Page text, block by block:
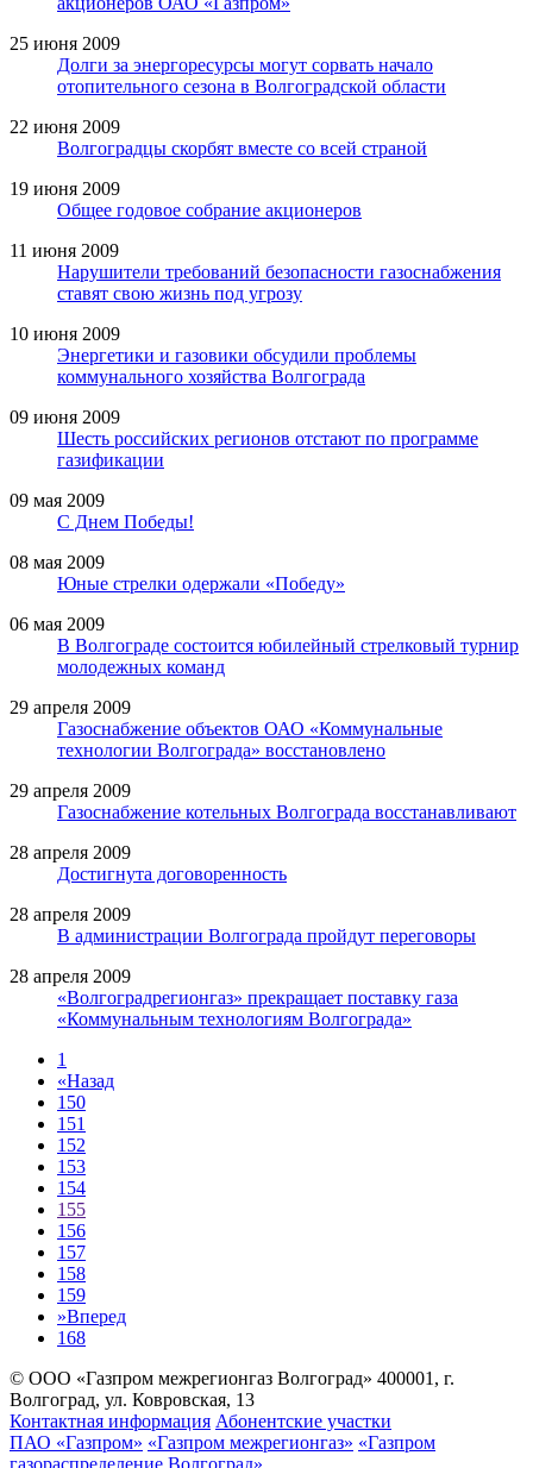
25 июня 2009
Долги за энергоресурсы могут сорвать начало
отопительного сезона в Волгоградской области
22 июня 2009
Волгоградцы скорбят вместе со всей страной
19 июня 2009
Общее годовое собрание акционеров
11 июня 2009
Нарушители требований безопасности газоснабжения
ставят свою жизнь под угрозу
10 июня 2009
Энергетики и газовики обсудили проблемы
коммунального хозяйства Волгограда
09 июня 2009
Шесть российских регионов отстают по программе
газификации
09 мая 2009
С Днем Победы!
08 мая 2009
Юные стрелки одержали «Победу»
06 мая 2009
В Волгограде состоится юбилейный стрелковый турнир
молодежных команд
29 апреля 2009
Газоснабжение объектов ОАО «Коммунальные
технологии Волгограда» восстановлено
29 апреля 2009
Газоснабжение котельных Волгограда восстанавливают
28 апреля 2009
Достигнута договоренность
28 апреля 2009
В администрации Волгограда пройдут переговоры
28 апреля 2009
«Волгоградрегионгаз» прекращает поставку газа
«Коммунальным технологиям Волгограда»
1
«Назад
150
151
152
153
154
155
156
157
158
159
»Вперед
168
© ООО «Газпром межрегионгаз Волгоград» 400001, г.
Волгоград, ул. Ковровская, 13
Контактная информация Абонентские участки
ПАО «Газпром» «Газпром межрегионгаз» «Газпром
газораспределение Волгоград»